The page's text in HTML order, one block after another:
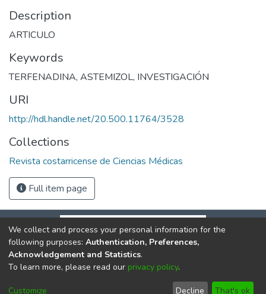
Description
ARTICULO
Keywords
TERFENADINA, ASTEMIZOL, INVESTIGACIÓN
URI
http://hdl.handle.net/20.500.11764/3528
Collections
Revista costarricense de Ciencias Médicas
Full item page
DSpace softwarecopyright © 2002-2026
Cookie End User Send
We collect and process your personal information for the
following purposes: Authentication, Preferences,
Acknowledgement and Statistics.
To learn more, please read our privacy policy.
Customize Decline That's ok